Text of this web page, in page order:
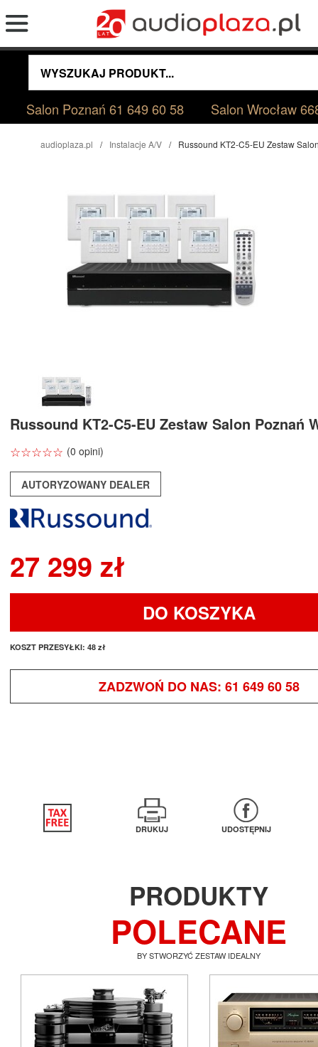
Salon Poznań61 649 60 58 Salon Wrocław
audioplaza.pl Instalacje A/V Russound KT2-C5-EU Zestaw
Russound KT2-C5-EU Zestaw Salon Poznań
☆☆☆☆☆
★★★★★ (0 opini)
AUTORYZOWANY DEALER
27 299 zł
DO KOSZYKA
KOSZT PRZESYŁKI: 48 zł
ZADZWOŃ DO NAS: 61 649 60 58
DRUKUJ UDOSTĘPNIJ
PRODUKTY
POLECANE
BY STWORZYĆ ZESTAW IDEALNY